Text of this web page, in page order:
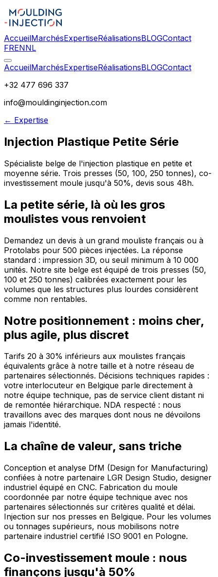
AccueilMarchésExpertiseRéalisationsBLOGContact
FRENNL
AccueilMarchésExpertiseRéalisationsBLOGContact
+32 477 696 337
info@mouldinginjection.com
← Expertise
Injection Plastique Petite Série
Spécialiste belge de l'injection plastique en petite et
moyenne série. Trois presses (50, 100, 250 tonnes), co-
investissement moule jusqu'à 50%, devis sous 48h.
La petite série, là où les gros
moulistes vous renvoient
Demandez un devis à un grand mouliste français ou à
Protolabs pour 500 pièces injectées. La réponse
standard : impression 3D, ou seuil minimum à 10 000
unités. Notre site belge est équipé de trois presses (50,
100 et 250 tonnes) calibrées exactement pour les
volumes que les structures plus lourdes considèrent
comme non rentables.
Notre positionnement : moins cher,
plus agile, plus discret
Tarifs 20 à 30% inférieurs aux moulistes français
équivalents grâce à notre taille et à notre réseau de
partenaires sélectionnés. Décisions techniques rapides :
votre interlocuteur en Belgique parle directement à
notre équipe technique, pas de service client distant ni
de remontée hiérarchique. NDA respecté : nous
travaillons avec des marques dont nous ne dévoilons
jamais l'identité.
La chaîne de valeur, sans triche
Conception et analyse DfM (Design for Manufacturing)
confiées à notre partenaire LGR Design Studio, designer
industriel équipé en CNC. Fabrication du moule
coordonnée par notre équipe technique avec nos
partenaires sélectionnés sur critères qualité et délai.
Injection sur nos presses en Belgique. Pour les volumes
ou tonnages supérieurs, nous mobilisons notre
partenaire industriel certifié ISO 9001 en Pologne.
Co-investissement moule : nous
finançons jusqu'à 50%